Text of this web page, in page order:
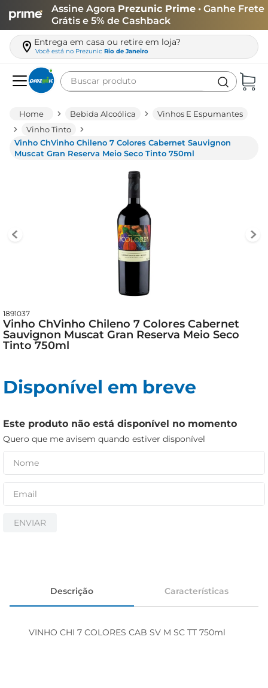
Assine Agora Prezunic Prime • Ganhe Frete
Grátis e 5% de Cashback
Entrega em casa ou retire em loja?
Você está no Prezunic Rio de Janeiro
Buscar produto
Bebida Alcoólica
Vinhos E Espumantes
Vinho Tinto
Vinho ChVinho Chileno 7 Colores Cabernet Sauvignon
Muscat Gran Reserva Meio Seco Tinto 750ml
1891037
Vinho ChVinho Chileno 7 Colores Cabernet
Sauvignon Muscat Gran Reserva Meio Seco
Tinto 750ml
Disponível em breve
Este produto não está disponível no momento
Quero que me avisem quando estiver disponível
ENVIAR
Descrição Características
VINHO CHI 7 COLORES CAB SV M SC TT 750ml
leite
papel higiênico